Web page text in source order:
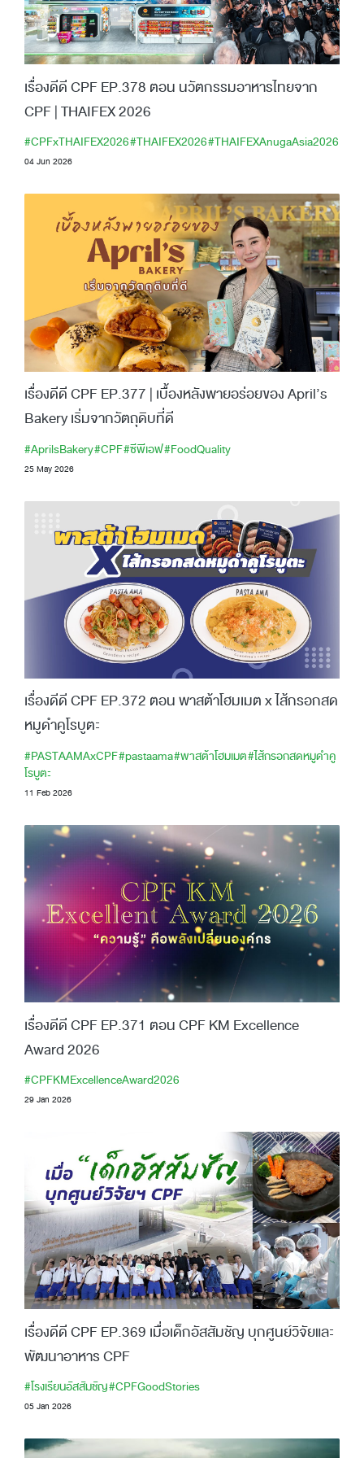
เรื่องดีดี CPF EP.378 ตอน นวัตกรรมอาหารไทยจาก
CPF | THAIFEX 2026
#CPFxTHAIFEX2026#THAIFEX2026#THAIFEXAnugaAsia2026
04 Jun 2026
เรื่องดีดี CPF EP.377 | เบื้องหลังพายอร่อยของ April’s
Bakery เริ่มจากวัตถุดิบที่ดี
#AprilsBakery#CPF#ซีพีเอฟ#FoodQuality
25 May 2026
เรื่องดีดี CPF EP.372 ตอน พาสต้าโฮมเมต x ไส้กรอกสด
หมูดำคูโรบูตะ
#PASTAAMAxCPF#pastaama#พาสต้าโฮมเมต#ไส้กรอกสดหมูดำคู
โรบูตะ
11 Feb 2026
เรื่องดีดี CPF EP.371 ตอน CPF KM Excellence
Award 2026
#CPFKMExcellenceAward2026
29 Jan 2026
เรื่องดีดี CPF EP.369 เมื่อเด็กอัสสัมชัญ บุกศูนย์วิจัยและ
พัฒนาอาหาร CPF
#โรงเรียนอัสสัมชัญ#CPFGoodStories
05 Jan 2026